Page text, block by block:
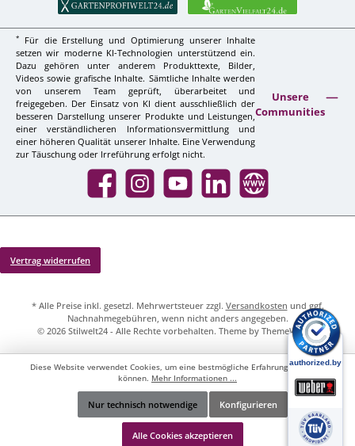
*
Für die Erstellung und Optimierung unserer Inhalte
setzen wir moderne KI-Technologien unterstützend ein.
Dazu gehören unter anderem Produkttexte, Bilder,
Videos sowie grafische Inhalte. Sämtliche Inhalte werden
von unserem Team geprüft, überarbeitet und
freigegeben. Der Einsatz von KI dient ausschließlich der
besseren Darstellung unserer Produkte und Leistungen,
einer verständlicheren Informationsvermittlung und
einer höheren Qualität unserer Inhalte. Eine Verwendung
zur Täuschung oder Irreführung erfolgt nicht.
Unsere
Communities
Facebook InstagramYouTube LinkedIn Website
Vertrag widerrufen
* Alle Preise inkl. gesetzl. Mehrwertsteuer zzgl. Versandkosten und ggf.
Nachnahmegebühren, wenn nicht anders angegeben.
© 2026 Stilwelt24 - Alle Rechte vorbehalten. Theme by ThemeWare®
Werkzeugleiste anzeigen
Diese Website verwendet Cookies, um eine bestmögliche Erfahrung bieten zu
können. Mehr Informationen ...
Nur technisch notwendige Konfigurieren
Alle Cookies akzeptieren